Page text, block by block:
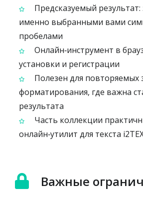
Предсказуемый результат:
именно выбранными вами
пробелами
Онлайн‑инструмент в
установки и регистрации
Полезен для повторяемых
форматирования, где важна
результата
Часть коллекции
онлайн‑утилит для текста
Важные